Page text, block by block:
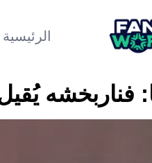
الرئيسية
فناربخشه